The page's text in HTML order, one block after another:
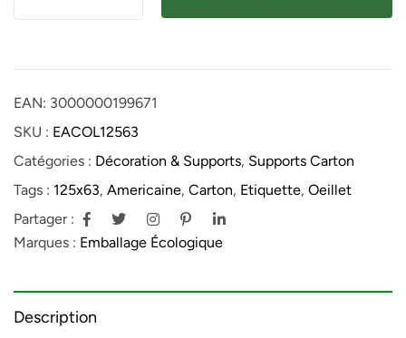
EAN: 3000000199671
SKU : EACOL12563
Catégories : Décoration & Supports, Supports Carton
Tags : 125x63, Americaine, Carton, Etiquette, Oeillet
Partager :
Marques : Emballage Écologique
Description